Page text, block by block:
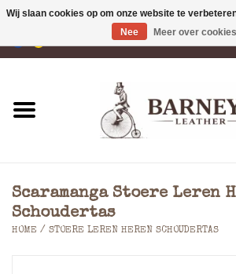
Portemonnees
Rugzakken
Scaramanga Stoere Leren
Schoudertas
HOME / STOERE LEREN HEREN SCHOUDERTAS
Wij slaan cookies op om onze website te
Nee
Meer over